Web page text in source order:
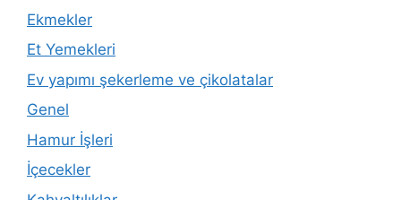
Ekmekler
Et Yemekleri
Ev yapımı şekerleme ve çikolatalar
Genel
Hamur İşleri
İçecekler